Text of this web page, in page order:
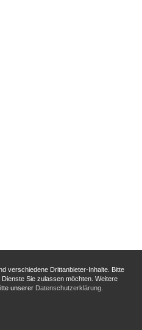
verschiedene Drittanbieter-Inhalte. Bitte
Sie zulassen möchten. Weitere
unserer Datenschutzerklärung.